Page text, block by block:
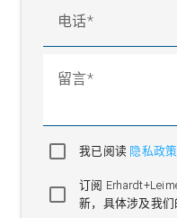
电话
留言
我已阅读 隐私政策
订阅
新，具体涉及我们